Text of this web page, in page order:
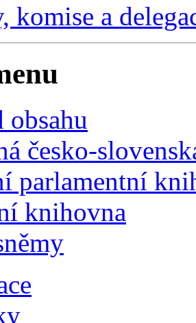
komise a
obsahu
česko-
parlamentní
knihovna